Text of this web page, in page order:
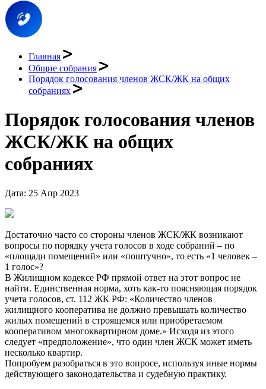
Главная
Общие собрания
Порядок голосования членов ЖСК/ЖК на общих
собраниях
Порядок голосования членов
ЖСК/ЖК на общих
собраниях
Дата: 25 Апр 2023
Достаточно часто со стороны членов ЖСК/ЖК возникают
вопросы по порядку учета голосов в ходе собраний – по
«площади помещений» или «поштучно», то есть «1 человек –
1 голос»?
В Жилищном кодексе РФ прямой ответ на этот вопрос не
найти. Единственная норма, хоть как-то поясняющая порядок
учета голосов, ст. 112 ЖК РФ: «Количество членов
жилищного кооператива не должно превышать количество
жилых помещений в строящемся или приобретаемом
кооперативом многоквартирном доме.» Исходя из этого
следует «предположение», что один член ЖСК может иметь
несколько квартир.
Попробуем разобраться в это вопросе, используя иные нормы
действующего законодательства и судебную практику.